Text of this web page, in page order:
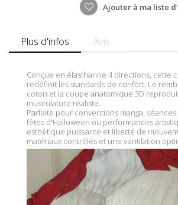
Ajouter à ma liste
Plus d'infos Avis
Conçue en élasthanne 4 directions, cette
redéfinit les standards de confort. Le
coton et la coupe anatomique 3D
musculature réaliste.
Parfaite pour conventions manga,
fêtes d'Halloween ou performances
esthétique puissante et liberté de
matériaux contrôlés et une ventilation